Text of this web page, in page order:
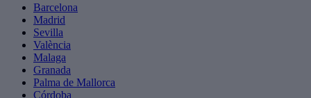
Barcelona
Madrid
Sevilla
València
Malaga
Granada
Palma de Mallorca
Córdoba